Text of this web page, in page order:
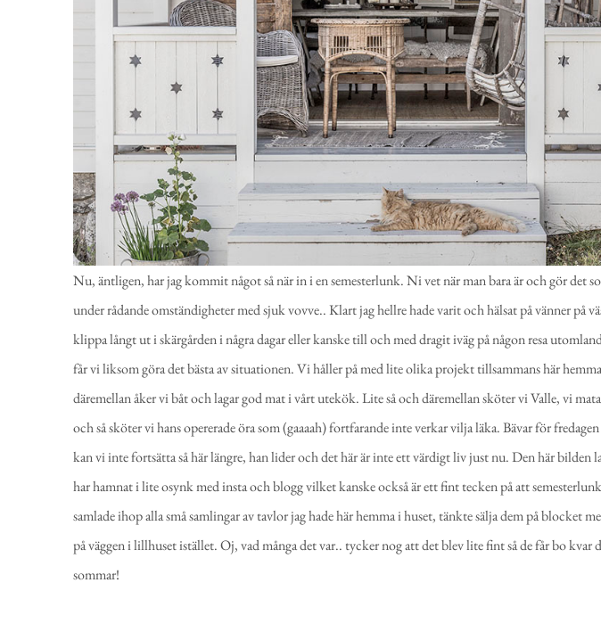
Nu, äntligen, har jag kommit något så när in i en semesterlunk. Ni vet när man bara är och gör det
under rådande omständigheter med sjuk vovve.. Klart jag hellre hade varit och hälsat på vänner på
klippa långt ut i skärgården i några dagar eller kanske till och med dragit iväg på någon resa
får vi liksom göra det bästa av situationen. Vi håller på med lite olika projekt tillsammans här
däremellan åker vi båt och lagar god mat i vårt utekök. Lite så och däremellan sköter vi Valle, vi
och så sköter vi hans opererade öra som (gaaaah) fortfarande inte verkar vilja läka. Bävar för
kan vi inte fortsätta så här längre, han lider och det här är inte ett värdigt liv just nu. Den här bilden
har hamnat i lite osynk med insta och blogg vilket kanske också är ett fint tecken på att
samlade ihop alla små samlingar av tavlor jag hade här hemma i huset, tänkte sälja dem på blocket
på väggen i lillhuset istället. Oj, vad många det var.. tycker nog att det blev lite fint så de får bo kvar
sommar!